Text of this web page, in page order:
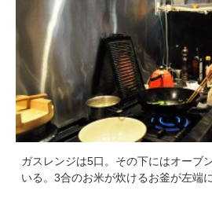
ガスレンジは5口。その下にはオーブ
いる。3合のお米が炊けるお釜が左端